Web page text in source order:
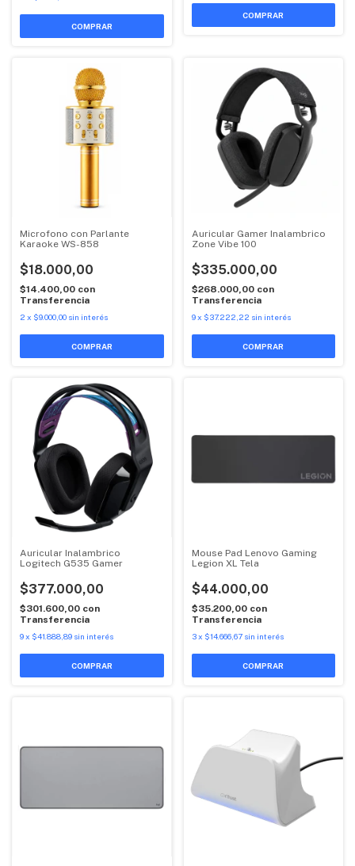
Microfono con Parlante
Karaoke WS-858
$18.000,00
$14.400,00 con
Transferencia
2 x $9.000,00 sin interés
Auricular Gamer Inalambrico
Zone Vibe 100
$335.000,00
$268.000,00 con
Transferencia
9 x $37.222,22 sin interés
COMPRAR
Auricular Inalambrico
Logitech G535 Gamer
$377.000,00
$301.600,00 con
Transferencia
9x $41.888,89 sin interés
COMPRAR
Mouse Pad Lenovo Gaming
Legion XL Tela
$44.000,00
$35.200,00 con
Transferencia
3 x $14.666,67 sin interés